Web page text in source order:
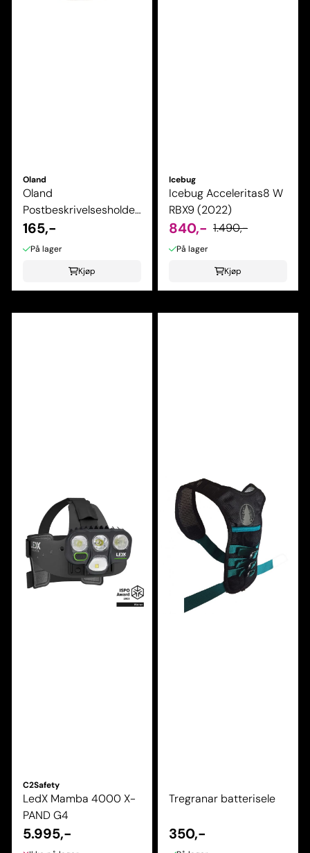
Oland
Oland
Postbeskrivelsesholder
lang
165,-
På lager
Kjøp
Icebug
Icebug Acceleritas8 W
RBX9 (2022)
840,- 1.490,-
På lager
Kjøp
C2Safety
LedX Mamba 4000 X-
PAND G4
5.995,-
Tregranar batterisele
350,-